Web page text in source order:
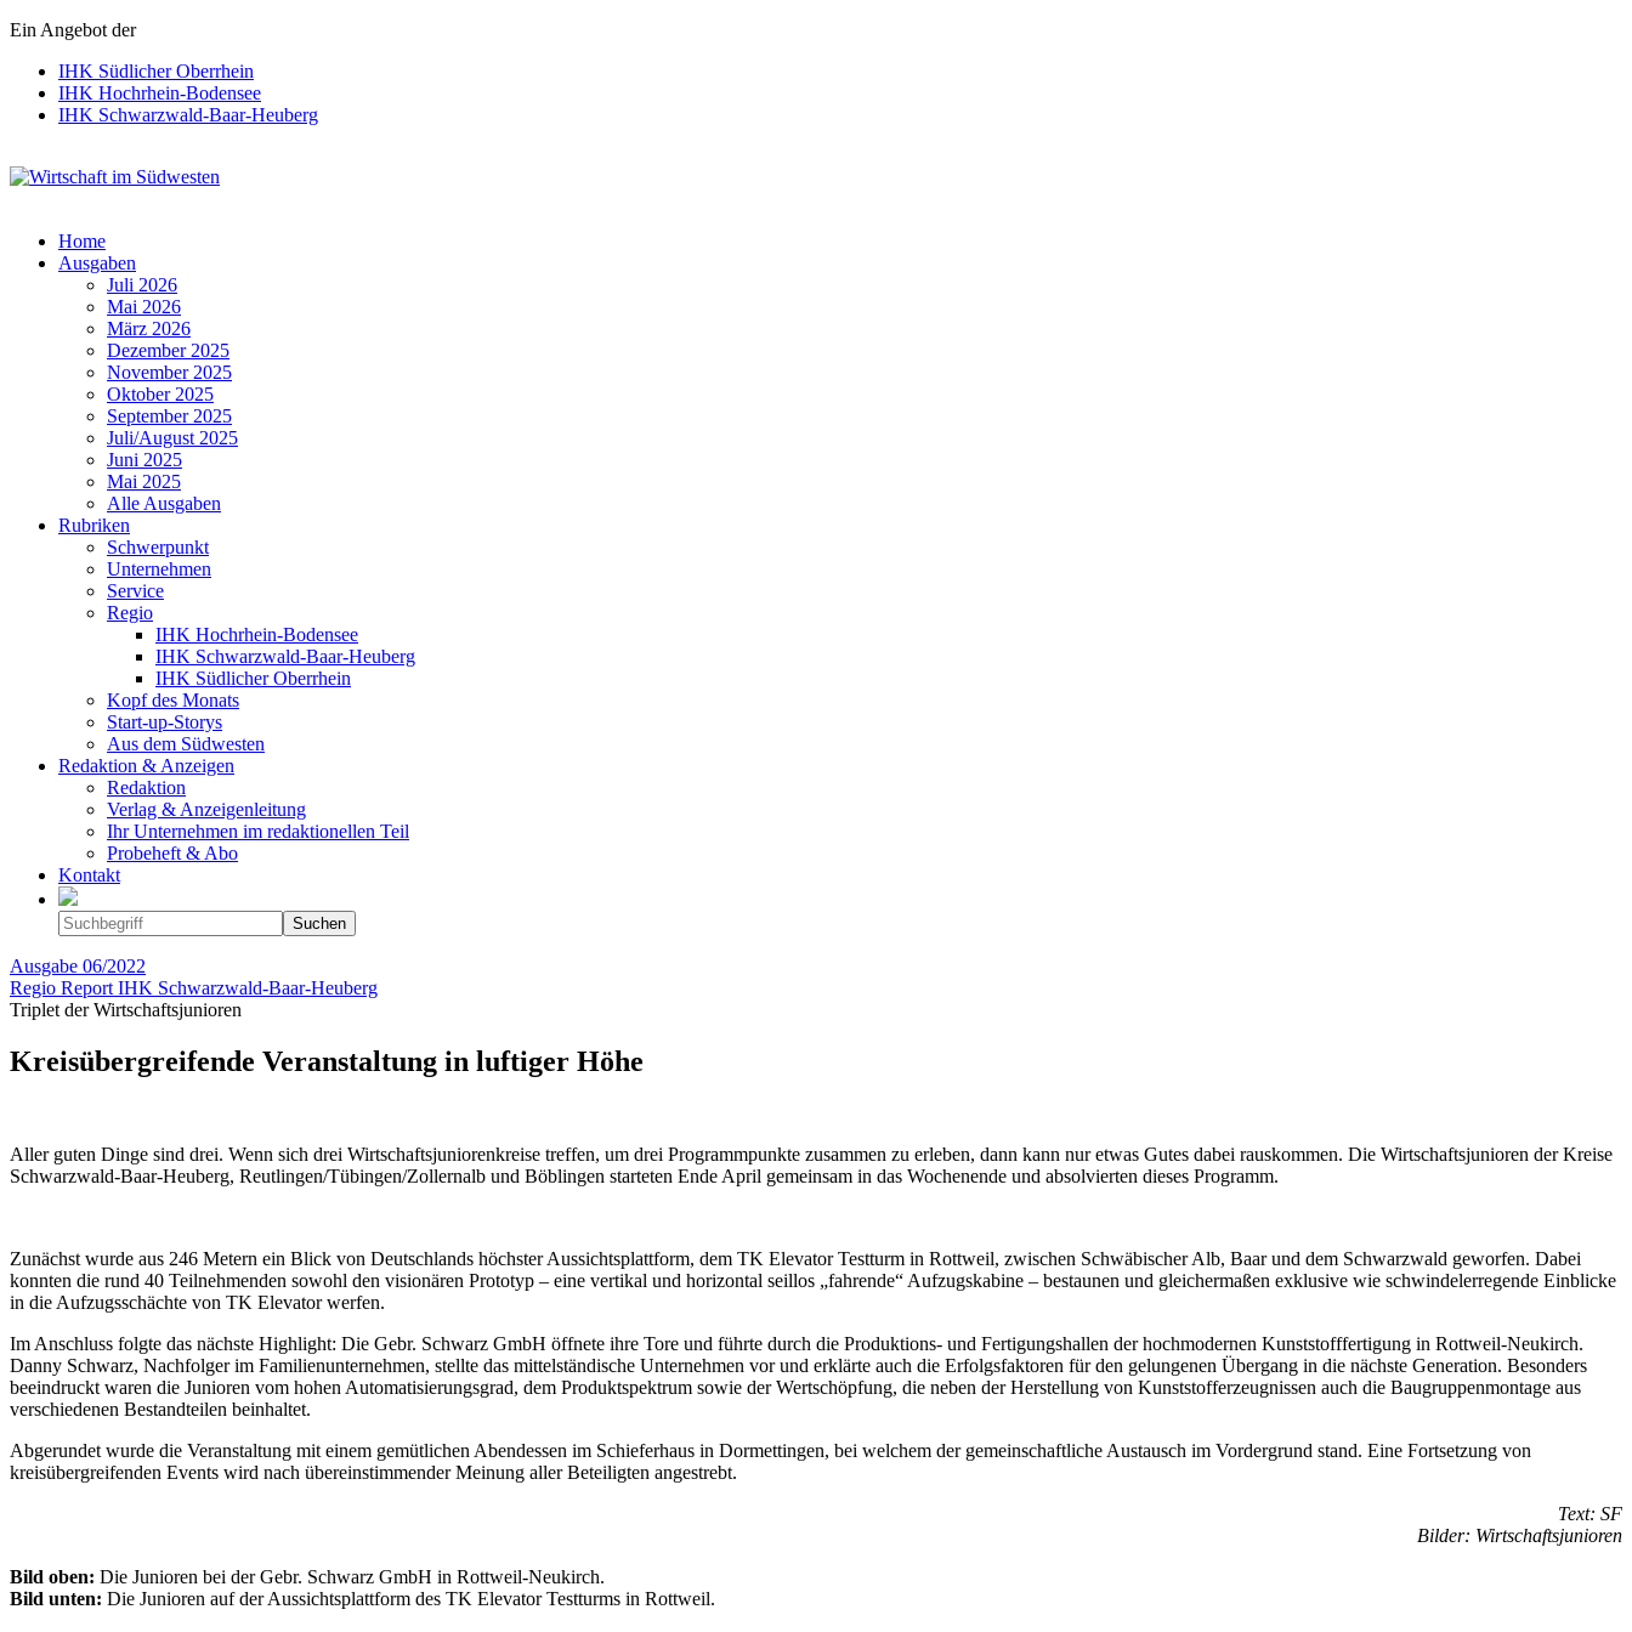
Ein Angebot der
IHK Südlicher Oberrhein
IHK Hochrhein-Bodensee
IHK Schwarzwald-Baar-Heuberg
Home
Ausgaben
Juli 2026
Mai 2026
März 2026
Dezember 2025
November 2025
Oktober 2025
September 2025
Juli/August 2025
Juni 2025
Mai 2025
Alle Ausgaben
Rubriken
Schwerpunkt
Unternehmen
Service
Regio
IHK Hochrhein-Bodensee
IHK Schwarzwald-Baar-Heuberg
IHK Südlicher Oberrhein
Kopf des Monats
Start-up-Storys
Aus dem Südwesten
Redaktion & Anzeigen
Redaktion
Verlag & Anzeigenleitung
Ihr Unternehmen im redaktionellen Teil
Probeheft & Abo
Kontakt
Ausgabe 06/2022
Regio Report IHK Schwarzwald-Baar-Heuberg
Triplet der Wirtschaftsjunioren
Kreisübergreifende Veranstaltung in luftiger Höhe
Aller guten Dinge sind drei. Wenn sich drei Wirtschaftsjuniorenkreise treffen, um drei Programmpunkte zusammen zu erleben, dann kann nur etwas Gutes dabei rauskommen. Die Wirtschaftsjunioren der Kreise
Schwarzwald-Baar-Heuberg, Reutlingen/Tübingen/Zollernalb und Böblingen starteten Ende April gemeinsam in das Wochenende und absolvierten dieses Programm.
Zunächst wurde aus 246 Metern ein Blick von Deutschlands höchster Aussichtsplattform, dem TK Elevator Testturm in Rottweil, zwischen Schwäbischer Alb, Baar und dem Schwarzwald geworfen. Dabei
konnten die rund 40 Teilnehmenden sowohl den visionären Prototyp – eine vertikal und horizontal seillos „fahrende“ Aufzugskabine – bestaunen und gleichermaßen exklusive wie schwindelerregende Einblicke
in die Aufzugsschächte von TK Elevator werfen.
Im Anschluss folgte das nächste Highlight: Die Gebr. Schwarz GmbH öffnete ihre Tore und führte durch die Produktions- und Fertigungshallen der hochmodernen Kunststofffertigung in Rottweil-Neukirch.
Danny Schwarz, Nachfolger im Familienunternehmen, stellte das mittelständische Unternehmen vor und erklärte auch die Erfolgsfaktoren für den gelungenen Übergang in die nächste Generation. Besonders
beeindruckt waren die Junioren vom hohen Automatisierungsgrad, dem Produktspektrum sowie der Wertschöpfung, die neben der Herstellung von Kunststoff­erzeugnissen auch die Baugruppenmontage aus
verschiedenen Bestandteilen beinhaltet.
Abgerundet wurde die Veranstaltung mit ­einem gemütlichen Abendessen im Schieferhaus in Dormettingen, bei welchem der gemeinschaftliche Austausch im Vordergrund stand. Eine Fortsetzung von
kreisübergreifenden Events wird nach übereinstimmender Meinung aller Beteiligten angestrebt.
Text: SF
Bilder: Wirtschaftsjunioren
Bild oben: Die Junioren bei der Gebr. Schwarz GmbH in Rottweil-Neukirch.
Bild unten: Die Junioren auf der Aussichtsplattform des TK Elevator Testturms in Rottweil.